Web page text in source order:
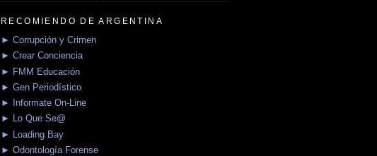
RECOMIENDO DE ARGENTINA
► Corrupción y Crimen
► Crear Conciencia
► FMM Educación
► Gen Periodístico
► Informate On-Line
► Lo Que Se@
► Loading Bay
► Odontología Forense